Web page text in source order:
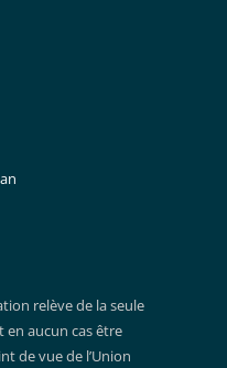
relève de la seule
en aucun cas être
de vue de l’Union